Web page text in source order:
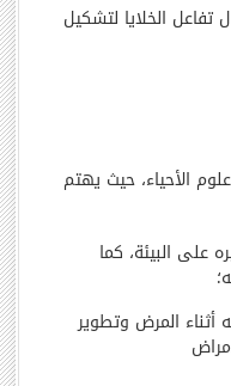
تفاعل الخلايا لتشكيل
الأحياء، حيث يهتم
على البيئة، كما
المرض وتطوير